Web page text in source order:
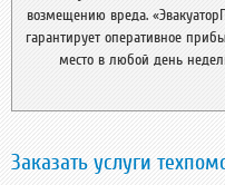
возмещению вреда.
гарантирует оперативное
место в любой день
Заказать услуги